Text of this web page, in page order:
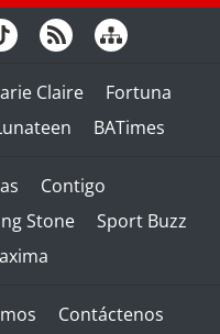
Claire
Fortuna
BATimes
Contigo
Stone
Sport Buzz
Contáctenos